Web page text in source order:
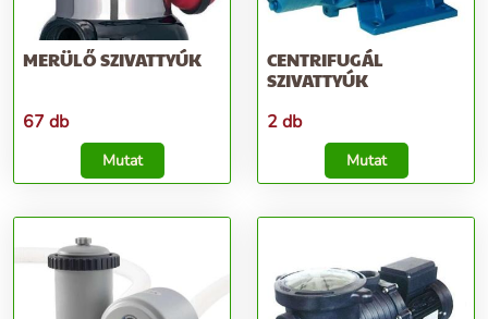
MERÜLŐ SZIVATTYÚK
67 db
Mutat
CENTRIFUGÁL
SZIVATTYÚK
2 db
Mutat